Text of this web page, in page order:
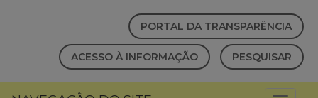
PORTAL DA TRANSPARÊNCIA
ACESSO À INFORMAÇÃO PESQUISAR